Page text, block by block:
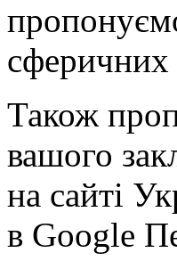
Також
вашого
на сайті
в Google